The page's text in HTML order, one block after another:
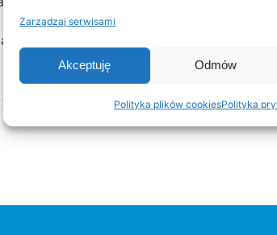
Zarządzaj serwisami
Akceptuję Odmów
Polityka plików cookiesPolityka
w zdrowiu, miłości i spokoju.